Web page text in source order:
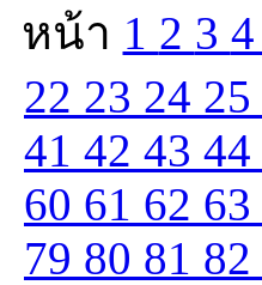
หน้า 1 2 3 4
22 23 24 25
41 42 43 44
60 61 62 63
79 80 81 82